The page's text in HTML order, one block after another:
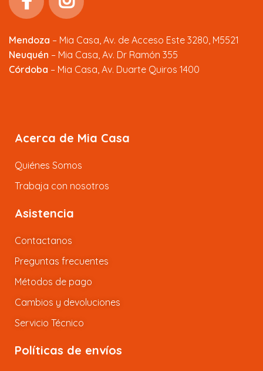
Mendoza – Mia Casa, Av. de Acceso Este 3280, M5521
Neuquén – Mia Casa, Av. Dr Ramón 355
Córdoba – Mia Casa, Av. Duarte Quiros 1400
Acerca de Mia Casa
Quiénes Somos
Trabaja con nosotros
Asistencia
Contactanos
Preguntas frecuentes
Métodos de pago
Cambios y devoluciones
Servicio Técnico
Políticas de envíos